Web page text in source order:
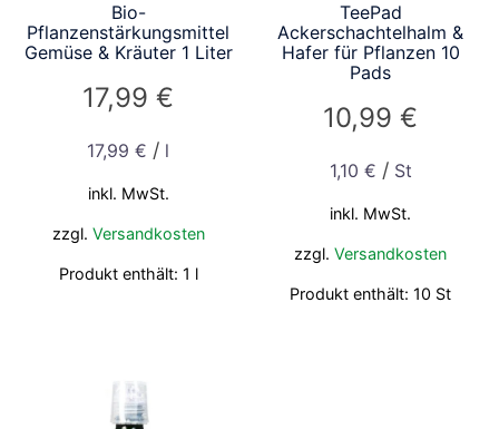
Bio-
Pflanzenstärkungsmittel
Gemüse & Kräuter 1 Liter
17,99€
17,99€ / l
inkl. MwSt.
zzgl. Versandkosten
Produkt enthält: 1 l
TeePad
Ackerschachtelhalm &
Hafer für Pflanzen 10
Pads
10,99€
1,10 € / St
inkl. MwSt.
zzgl.Versandkosten
Produkt enthält: 10 St